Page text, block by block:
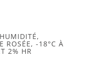
ROSÉE, -18°C À
2% HR